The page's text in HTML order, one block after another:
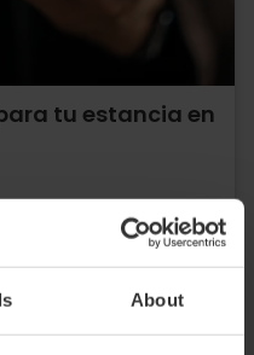
About
tu estancia en